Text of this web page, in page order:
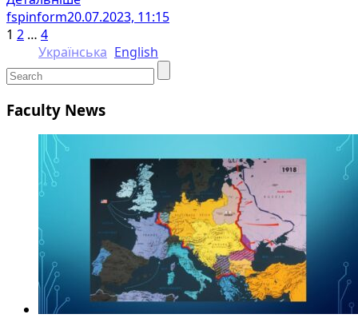
fspinform20.07.2023, 11:15
1 2 … 4
Українська English
Faculty News